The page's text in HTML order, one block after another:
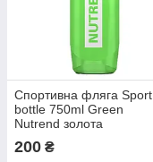
Спортивна фляга Sport
bottle 750ml Green
Nutrend золота
200 ₴